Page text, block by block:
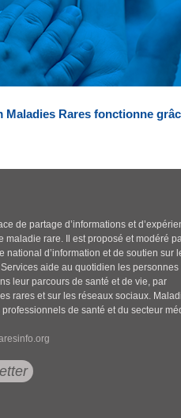
Maladies Rares fonctionne
de partage d’informations et
maladie rare. Il est proposé et modéré
national d’information et de soutien sur
aide au quotidien les personnes
leur parcours de santé et de vie, par
rares et sur les réseaux sociaux.
de santé et du secteur